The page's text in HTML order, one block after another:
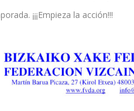
¡¡¡Empieza la acción!!!